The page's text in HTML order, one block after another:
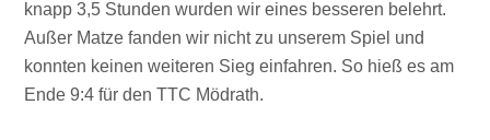
knapp 3,5 Stunden wurden wir eines besseren belehrt.
Außer Matze fanden wir nicht zu unserem Spiel und
konnten keinen weiteren Sieg einfahren. So hieß es am
Ende 9:4 für den TTC Mödrath.